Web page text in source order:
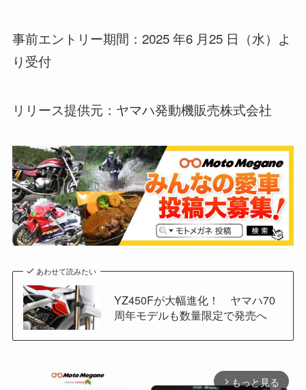
事前エントリー期間：2025 年6 月25 日（水）よ
り受付
リリース提供元：ヤマハ発動機販売株式会社
あわせて読みたい
YZ450Fが大幅進化！ ヤマハ70
周年モデルも数量限定で発売へ
arrow_forward_ios もっと見る